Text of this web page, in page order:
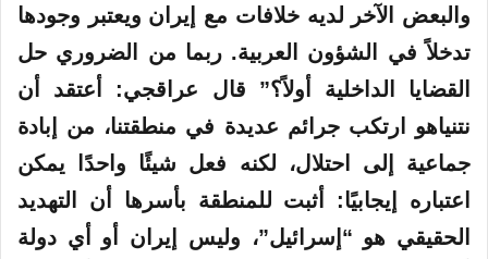
والبعض الآخر لديه خلافات مع إيران ويعتبر وجودها
تدخلاً في الشؤون العربية. ربما من الضروري حل
القضايا الداخلية أولاً؟” قال عراقجي: أعتقد أن
نتنياهو ارتكب جرائم عديدة في منطقتنا، من إبادة
جماعية إلى احتلال، لكنه فعل شيئًا واحدًا يمكن
اعتباره إيجابيًا: أثبت للمنطقة بأسرها أن التهديد
الحقيقي هو “إسرائيل”، وليس إيران أو أي دولة